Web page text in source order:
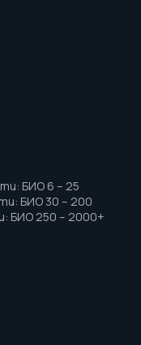
: БИО 6 – 25
: БИО 30 – 200
: БИО 250 – 2000+